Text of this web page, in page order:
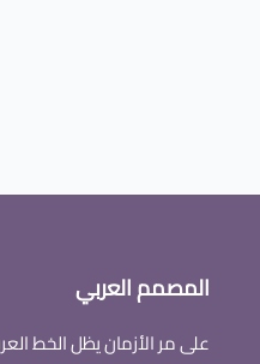
المصمم العربي
على مر الأزمان يظل الخط